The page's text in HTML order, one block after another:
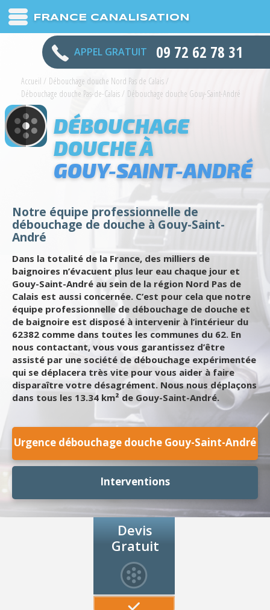
FRANCE CANALISATION
APPEL GRATUIT 09 72 62 78 31
Accueil / Débouchage douche Nord Pas de Calais /
Débouchage douche Pas-de-Calais/ Débouchage douche Gouy-Saint-André
DÉBOUCHAGE
DOUCHE À
GOUY-SAINT-ANDRÉ
Notre équipe professionnelle de
débouchage de douche à Gouy-Saint-
André
Dans la totalité de la France, des milliers de
baignoires n’évacuent plus leur eau chaque jour et
Gouy-Saint-André au sein de la région Nord Pas de
Calais est aussi concernée. C’est pour cela que notre
équipe professionnelle de débouchage de douche et
de baignoire est disposé à intervenir à l’intérieur du
62382 comme dans toutes les communes du 62. En
nous contactant, vous vous garantissez d’être
assisté par une société de débouchage expérimentée
qui se déplacera très vite pour vous aider à faire
disparaître votre désagrément. Nous nous déplaçons
dans tous les 13.34 km² de Gouy-Saint-André.
Urgence débouchage douche Gouy-Saint-André
Interventions
Devis
Gratuit